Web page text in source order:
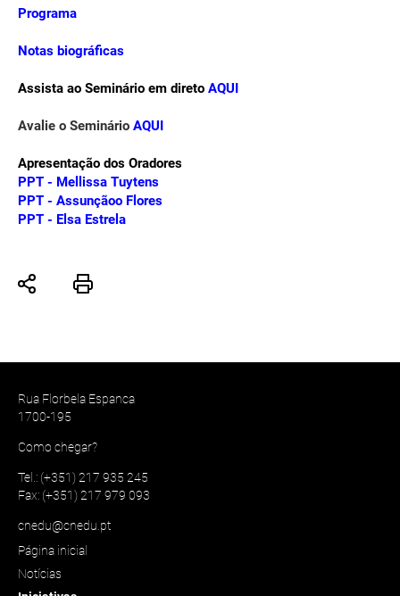
Programa
Notas biográficas
Assista ao Seminário em direto AQUI
Avalie o Seminário AQUI
Apresentação dos Oradores
PPT - Mellissa Tuytens
PPT - Assunçãoo Flores
PPT - Elsa Estrela
Rua Florbela Espanca
1700-195
Como chegar?
Tel.: (+351) 217 935 245
Fax: (+351) 217 979 093
cnedu@cnedu.pt
Página inicial
Notícias